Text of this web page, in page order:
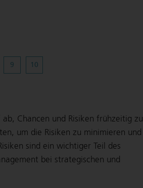
9 10
Chancen und Risiken frühzeitig zu
um die Risiken zu minimieren und
sind ein wichtiger Teil des
bei strategischen und